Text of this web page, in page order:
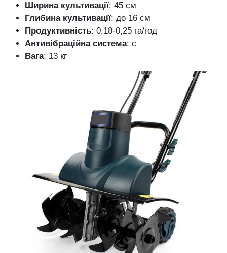
Ширина культивації: 45 см
Глибина культивації: до 16 см
Продуктивність: 0,18-0,25 га/год
Антивібраційна система: є
Вага: 13 кг